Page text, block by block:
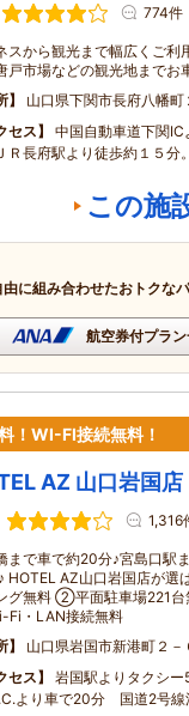
774件
スから観光まで幅広くご利
戸市場などの観光地までお
山口県下関市長府八幡町
セス
中国自動車道下関
Ｒ長府駅より徒歩約１５分
この施
に組み合わせたおトクな
航空券付プラ
！WI-FI接続無料！
AZ 山口岩国店
1,316
まで車で約20分♪宮島口駅
HOTEL AZ山口岩国店が
グ無料 ②平面駐車場221台
・LAN接続無料
山口県岩国市新港町２－
セス
岩国駅よりタクシ
より車で20分 国道2号線